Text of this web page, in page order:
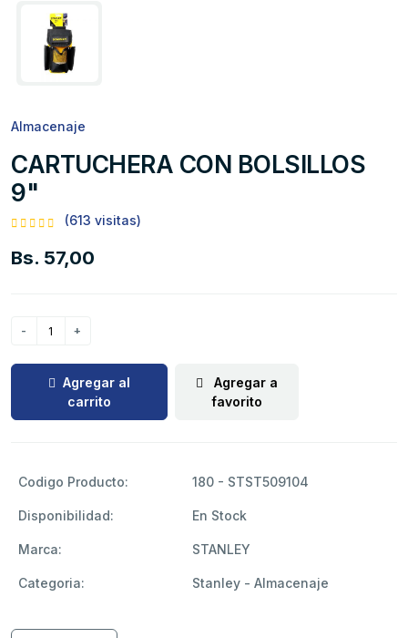
Almacenaje
CARTUCHERA CON BOLSILLOS
9"
(613 visitas)
Bs. 57,00
Agregar al
carrito
Agregar a
favorito
Codigo Producto: 180 - STST509104
Disponibilidad: En Stock
Marca: STANLEY
Categoria: Stanley - Almacenaje